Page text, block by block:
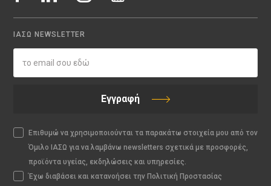
ΙΑΣΩ NEWSLETTER
Εγγραφή
Επιθυμώ να χρησιμοποιούνται τα παρακάτω στοιχεία μου από τον
Όμιλο ΙΑΣΩ για να λαμβάνω newsletters σχετικά με προσφορές,
προϊόντα υγείας, εκδηλώσεις και υπηρεσίες.
Έχω διαβάσει και κατανοήσει την Πολιτική Προστασίας